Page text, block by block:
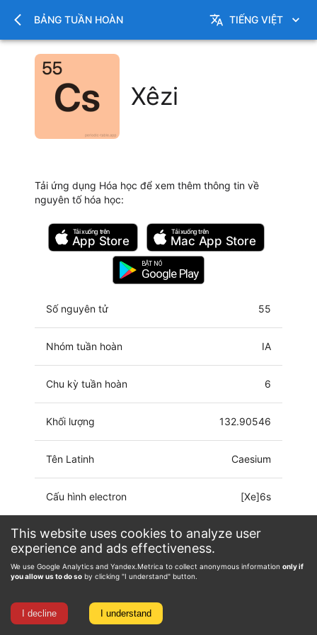
This website uses cookies to analyze user
experience and ads effectiveness.
We use Google Analytics and Yandex.Metrica to collect anonymous information only if
you allow us to do so by clicking "I understand" button.
I decline I understand
BẢNG TUẦN HOÀN TIẾNG VIỆT
Xêzi
Tải ứng dụng Hóa học để xem thêm thông tin về
nguyên tố hóa học:
Tải xuống trên
App Store
Tải xuống trên
Mac App Store
BẬT NÓ
Google Play
Số nguyên tử 55
Nhóm tuần hoàn IA
Chu kỳ tuần hoàn 6
Khối lượng 132.90546
Tên Latinh Caesium
Cấu hình electron [Xe]6s
Trạng thái ôxy hóa -1, 0, 1